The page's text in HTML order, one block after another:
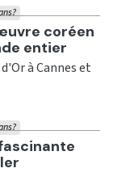
coréen
entier
à Cannes et